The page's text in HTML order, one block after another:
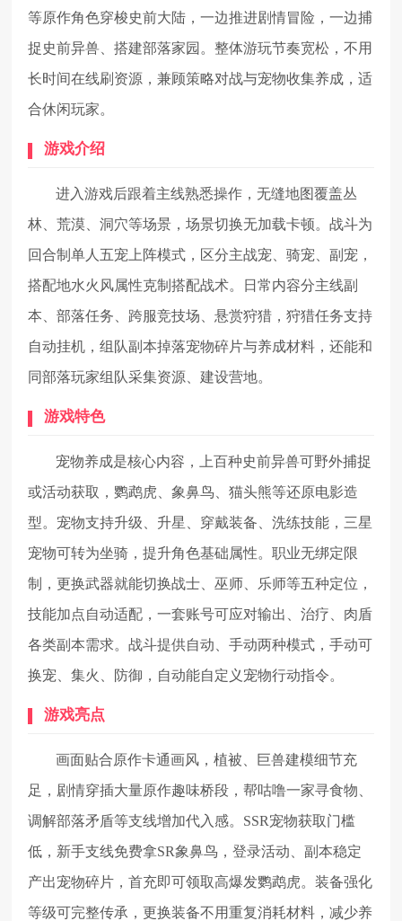
等原作角色穿梭史前大陆，一边推进剧情冒险，一边捕
捉史前异兽、搭建部落家园。整体游玩节奏宽松，不用
长时间在线刷资源，兼顾策略对战与宠物收集养成，适
合休闲玩家。
游戏介绍
进入游戏后跟着主线熟悉操作，无缝地图覆盖丛
林、荒漠、洞穴等场景，场景切换无加载卡顿。战斗为
回合制单人五宠上阵模式，区分主战宠、骑宠、副宠，
搭配地水火风属性克制搭配战术。日常内容分主线副
本、部落任务、跨服竞技场、悬赏狩猎，狩猎任务支持
自动挂机，组队副本掉落宠物碎片与养成材料，还能和
同部落玩家组队采集资源、建设营地。
游戏特色
宠物养成是核心内容，上百种史前异兽可野外捕捉
或活动获取，鹦鹉虎、象鼻鸟、猫头熊等还原电影造
型。宠物支持升级、升星、穿戴装备、洗练技能，三星
宠物可转为坐骑，提升角色基础属性。职业无绑定限
制，更换武器就能切换战士、巫师、乐师等五种定位，
技能加点自动适配，一套账号可应对输出、治疗、肉盾
各类副本需求。战斗提供自动、手动两种模式，手动可
换宠、集火、防御，自动能自定义宠物行动指令。
游戏亮点
画面贴合原作卡通画风，植被、巨兽建模细节充
足，剧情穿插大量原作趣味桥段，帮咕噜一家寻食物、
调解部落矛盾等支线增加代入感。SSR宠物获取门槛
低，新手支线免费拿SR象鼻鸟，登录活动、副本稳定
产出宠物碎片，首充即可领取高爆发鹦鹉虎。装备强化
等级可完整传承，更换装备不用重复消耗材料，减少养